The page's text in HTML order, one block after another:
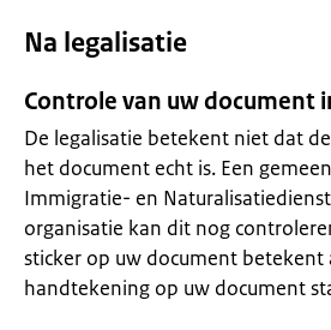
Na legalisatie
Controle van uw document
De legalisatie betekent niet dat
het document echt is. Een
Immigratie- en
organisatie kan dit nog
sticker op uw document betekent
handtekening op uw document